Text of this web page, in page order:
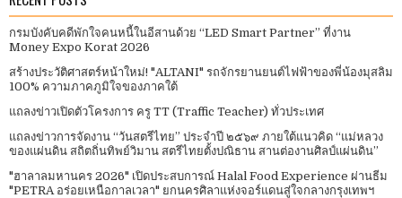
กรมบังคับคดีพักใจคนหนี้ในอีสานด้วย “LED Smart Partner” ที่งาน
Money Expo Korat 2026
สร้างประวัติศาสตร์หน้าใหม่! "ALTANI" รถจักรยานยนต์ไฟฟ้าของพี่น้องมุสลิม
100% ความภาคภูมิใจของภาคใต้
แถลงข่าวเปิดตัวโครงการ ครู TT (Traffic Teacher) ทั่วประเทศ​
แถลงข่าวการจัดงาน “วันสตรีไทย” ประจําปี ๒๕๖๙ ภายใต้แนวคิด “แม่หลวง
ของแผ่นดิน สถิตถิ่นทิพย์วิมาน สตรีไทยตั้งปณิธาน สานต่องานศิลป์แผ่นดิน”
"ฮาลาลมหานคร 2026" เปิดประสบการณ์ Halal Food Experience ผ่านธีม
"PETRA อร่อยเหนือกาลเวลา" ยกนครศิลาแห่งจอร์แดนสู่ใจกลางกรุงเทพฯ